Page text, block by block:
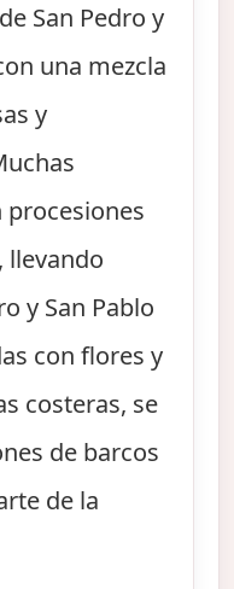
San Pedro y
una mezcla
y
procesiones
llevando
y San Pablo
con flores y
costeras, se
de barcos
de la